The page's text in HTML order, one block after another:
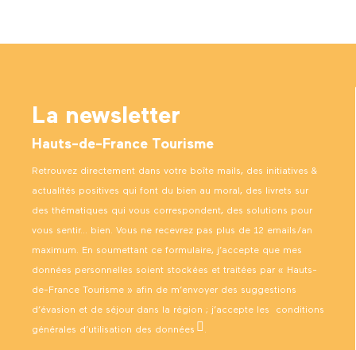
La newsletter
Hauts-de-France Tourisme
Retrouvez directement dans votre boîte mails, des initiatives &
actualités positives qui font du bien au moral, des livrets sur
des thématiques qui vous correspondent, des solutions pour
vous sentir… bien. Vous ne recevrez pas plus de 12 emails/an
maximum. En soumettant ce formulaire, j’accepte que mes
données personnelles soient stockées et traitées par « Hauts-
de-France Tourisme » afin de m’envoyer des suggestions
d’évasion et de séjour dans la région ; j’accepte les conditions
générales d’utilisation des données .